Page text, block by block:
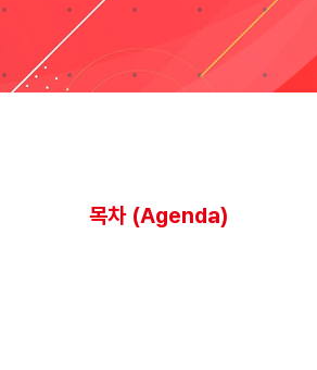
자료실
기술지원
Search목차 (Agenda)